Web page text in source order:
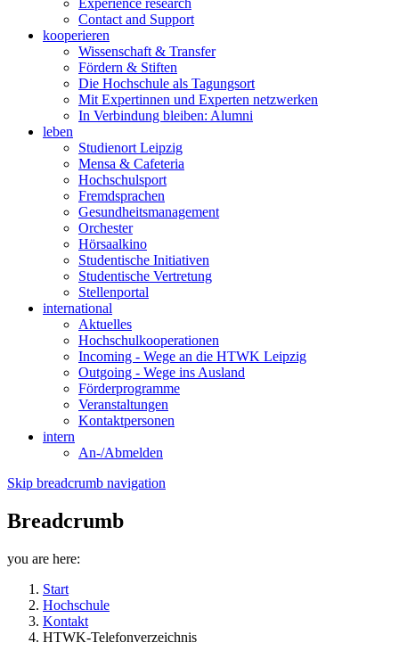
Experience research
Contact and Support
kooperieren
Wissenschaft & Transfer
Fördern & Stiften
Die Hochschule als Tagungsort
Mit Expertinnen und Experten netzwerken
In Verbindung bleiben: Alumni
leben
Studienort Leipzig
Mensa & Cafeteria
Hochschulsport
Fremdsprachen
Gesundheitsmanagement
Orchester
Hörsaalkino
Studentische Initiativen
Studentische Vertretung
Stellenportal
international
Aktuelles
Hochschulkooperationen
Incoming - Wege an die HTWK Leipzig
Outgoing - Wege ins Ausland
Förderprogramme
Veranstaltungen
Kontaktpersonen
intern
An-/Abmelden
Skip breadcrumb navigation
Breadcrumb
you are here:
Start
Hochschule
Kontakt
HTWK-Telefonverzeichnis